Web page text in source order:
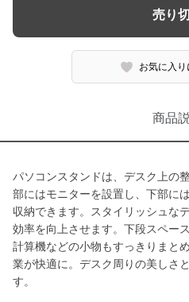
売り
お気に入
商品
パソコンスタンドは、デスク上の
部にはモニターを設置し、下部に
収納できます。スタイリッシュな
効率を向上させます。下段スペー
計算機などの小物もすっきりまと
業が快適に。デスク周りの美しさ
す。